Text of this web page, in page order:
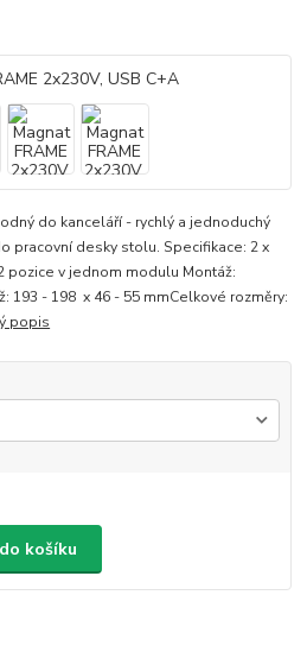
do kanceláří - rychlý a jednoduchý
pracovní desky stolu. Specifikace: 2 x
pozice v jednom modulu Montáž:
193 - 198 x 46 - 55 mmCelkové rozměry:
popis
košíku